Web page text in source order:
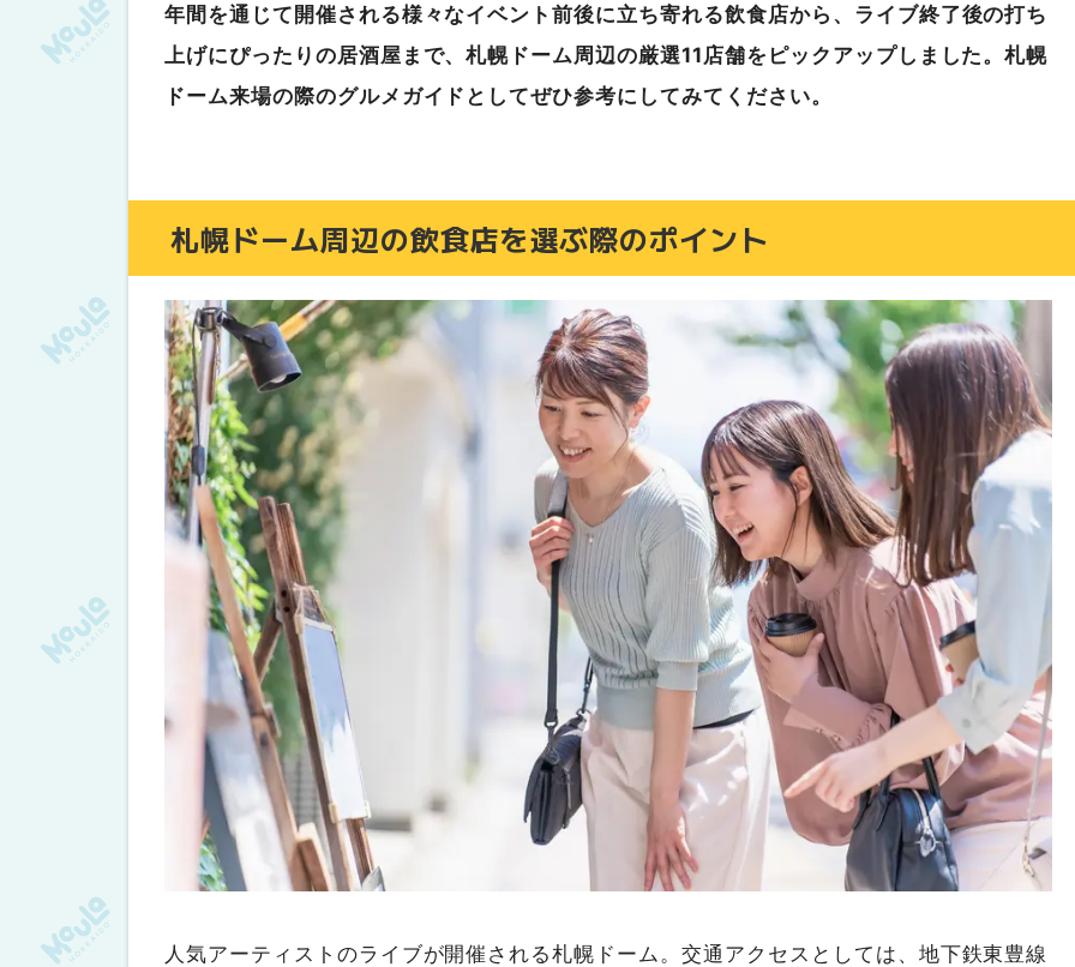
Sims Lane Burger Stand｜札幌ドームから車で10分
札幌ドーム周辺のとっておきグルメガイド12選MAP（Googleマイマップで公開中）
2025-26年札幌ドームでの主なイベント（2025年9月現在）
さいごに
年間を通じて開催される様々なイベント前後に立ち寄れる飲食店から、ライブ終了後の打ち
上げにぴったりの居酒屋まで、札幌ドーム周辺の厳選11店舗をピックアップしました。札幌
ドーム来場の際のグルメガイドとしてぜひ参考にしてみてください。
札幌ドーム周辺の飲食店を選ぶ際のポイント
人気アーティストのライブが開催される札幌ドーム。交通アクセスとしては、地下鉄東豊線